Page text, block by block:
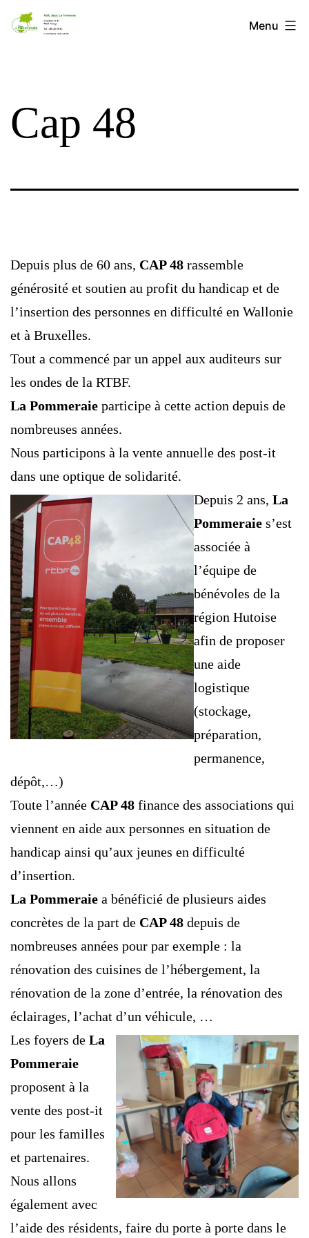
Aller
La
Menu
Cap 48
Depuis plus de 60 ans, CAP 48 rassemble
générosité et soutien au profit du handicap et de
l’insertion des personnes en difficulté en Wallonie
et à Bruxelles.
Tout a commencé par un appel aux auditeurs sur
les ondes de la RTBF.
La Pommeraie participe à cette action depuis de
nombreuses années.
Nous participons à la vente annuelle des post-it
dans une optique de solidarité.
Depuis 2 ans, La
Pommeraie s’est
associée à
l’équipe de
bénévoles de la
région Hutoise
afin de proposer
une aide
logistique
(stockage,
préparation,
permanence,
dépôt,…)
Toute l’année CAP 48 finance des associations qui
viennent en aide aux personnes en situation de
handicap ainsi qu’aux jeunes en difficulté
d’insertion.
La Pommeraie a bénéficié de plusieurs aides
concrètes de la part de CAP 48 depuis de
nombreuses années pour par exemple : la
rénovation des cuisines de l’hébergement, la
rénovation de la zone d’entrée, la rénovation des
éclairages, l’achat d’un véhicule, …
Les foyers de La
Pommeraie
proposent à la
vente des post-it
pour les familles
et partenaires.
Nous allons
également avec
l’aide des résidents, faire du porte à porte dans le